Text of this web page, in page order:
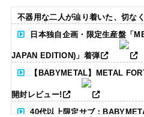
不器用な二人が辿り着いた、切な
日本独自企画・限定生産盤「
JAPAN EDITION)」着弾
【BABYMETAL】METAL
開封レビュー!
40代以上限定サブ：